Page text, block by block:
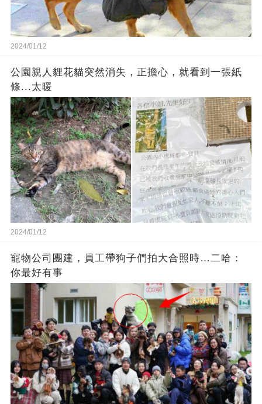
2024/01/12
公園親人貍花貓突然消失，正擔心，就看到一張紙
條...太暖
2024/01/12
寵物公司團建，員工帶狗子們拍大合照時…二哈：
你最好有事